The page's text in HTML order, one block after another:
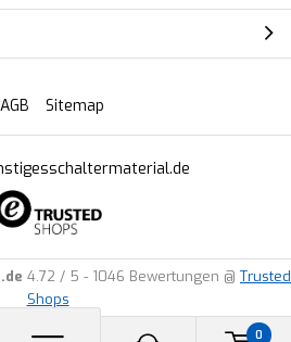
0
AGB Sitemap
4.72 / 5 - 1046 Bewertungen @ Trusted
Shops